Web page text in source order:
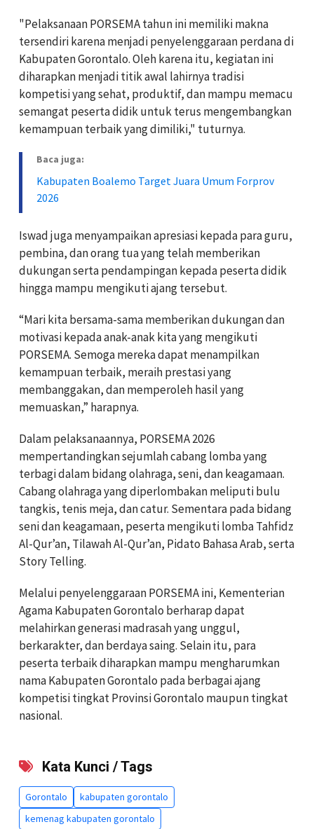
"Pelaksanaan PORSEMA tahun ini memiliki makna
tersendiri karena menjadi penyelenggaraan perdana di
Kabupaten Gorontalo. Oleh karena itu, kegiatan ini
diharapkan menjadi titik awal lahirnya tradisi
kompetisi yang sehat, produktif, dan mampu memacu
semangat peserta didik untuk terus mengembangkan
kemampuan terbaik yang dimiliki," tuturnya.
Baca juga:
Kabupaten Boalemo Target Juara Umum Forprov
2026
Iswad juga menyampaikan apresiasi kepada para guru,
pembina, dan orang tua yang telah memberikan
dukungan serta pendampingan kepada peserta didik
hingga mampu mengikuti ajang tersebut.
“Mari kita bersama-sama memberikan dukungan dan
motivasi kepada anak-anak kita yang mengikuti
PORSEMA. Semoga mereka dapat menampilkan
kemampuan terbaik, meraih prestasi yang
membanggakan, dan memperoleh hasil yang
memuaskan,” harapnya.
Dalam pelaksanaannya, PORSEMA 2026
mempertandingkan sejumlah cabang lomba yang
terbagi dalam bidang olahraga, seni, dan keagamaan.
Cabang olahraga yang diperlombakan meliputi bulu
tangkis, tenis meja, dan catur. Sementara pada bidang
seni dan keagamaan, peserta mengikuti lomba Tahfidz
Al-Qur’an, Tilawah Al-Qur’an, Pidato Bahasa Arab, serta
Story Telling.
Melalui penyelenggaraan PORSEMA ini, Kementerian
Agama Kabupaten Gorontalo berharap dapat
melahirkan generasi madrasah yang unggul,
berkarakter, dan berdaya saing. Selain itu, para
peserta terbaik diharapkan mampu mengharumkan
nama Kabupaten Gorontalo pada berbagai ajang
kompetisi tingkat Provinsi Gorontalo maupun tingkat
nasional.
Kata Kunci / Tags
Gorontalo
kabupaten gorontalo
kemenag kabupaten gorontalo